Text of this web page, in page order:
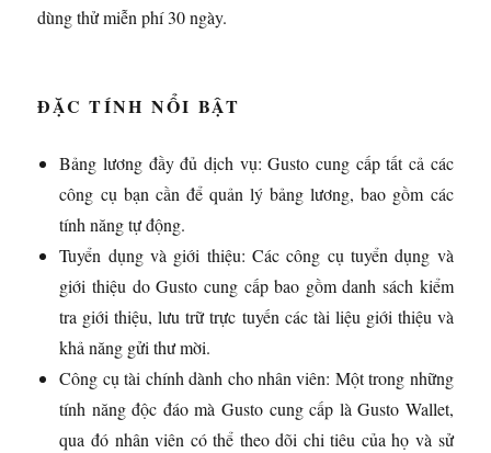
dùng thử miễn phí 30 ngày.
ĐẶC TÍNH NỔI BẬT
Bảng lương đầy đủ dịch vụ: Gusto cung cấp tất cả các
công cụ bạn cần để quản lý bảng lương, bao gồm các
tính năng tự động.
Tuyển dụng và giới thiệu: Các công cụ tuyển dụng và
giới thiệu do Gusto cung cấp bao gồm danh sách kiểm
tra giới thiệu, lưu trữ trực tuyến các tài liệu giới thiệu và
khả năng gửi thư mời.
Công cụ tài chính dành cho nhân viên: Một trong những
tính năng độc đáo mà Gusto cung cấp là Gusto Wallet,
qua đó nhân viên có thể theo dõi chi tiêu của họ và sử